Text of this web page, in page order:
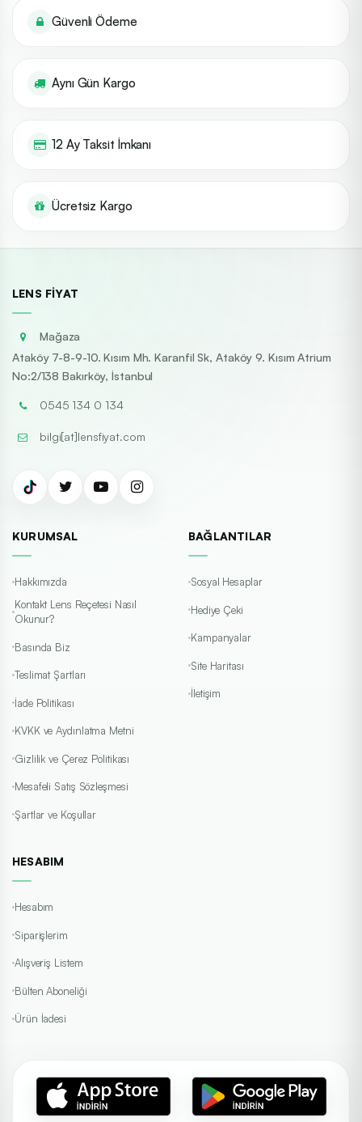
Güvenli Ödeme
Aynı Gün Kargo
12 Ay Taksit İmkanı
Ücretsiz Kargo
LENS FIYAT
Mağaza
Ataköy 7-8-9-10. Kısım Mh. Karanfil Sk, Ataköy 9. Kısım Atrium
No:2/138 Bakırköy, İstanbul
0545 134 0 134
bilgi[at]lensfiyat.com
KURUMSAL
Hakkımızda
Kontakt Lens Reçetesi Nasıl
Okunur?
Basında Biz
Teslimat Şartları
İade Politikası
KVKK ve Aydınlatma Metni
Gizlilik ve Çerez Politikası
Mesafeli Satış Sözleşmesi
Şartlar ve Koşullar
BAĞLANTILAR
Sosyal Hesaplar
Hediye Çeki
Kampanyalar
Site Haritası
İletişim
HESABIM
Hesabım
Siparişlerim
Alışveriş Listem
Bülten Aboneliği
Ürün İadesi